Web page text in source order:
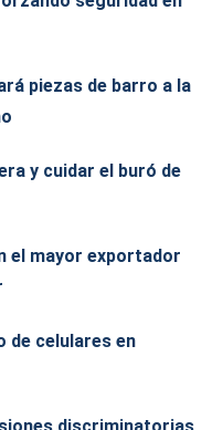
piezas de barro a la
y cuidar el buró de
el mayor exportador
de celulares en